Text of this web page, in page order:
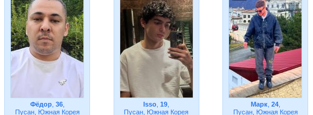
Фёдор, 36,
Пусан, Южная Корея
Isso ,19
Пусан, Южная Корея
Марк, 24,
Пусан, Южная Корея